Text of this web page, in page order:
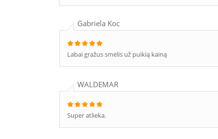
Gabriela Koc
Labai gražus smėlis už puikią kainą
WALDEMAR
Super atlieka.